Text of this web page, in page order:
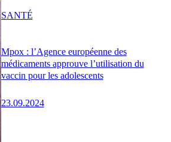
Mpox : l’Agence européenne des
médicaments approuve l’utilisation du
vaccin pour les adolescents
23.09.2024
SANTÉ